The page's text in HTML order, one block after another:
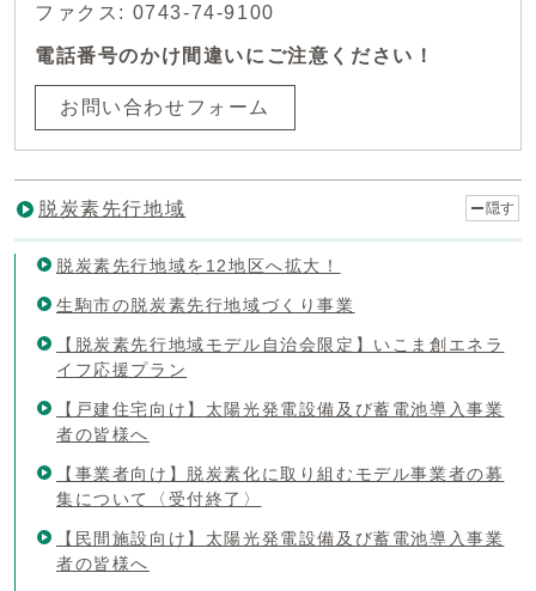
ファクス: 0743-74-9100
電話番号のかけ間違いにご注意ください！
お問い合わせフォーム
脱炭素先行地域 隠す
脱炭素先行地域を12地区へ拡大！
生駒市の脱炭素先行地域づくり事業
【脱炭素先行地域モデル自治会限定】いこま創エネラ
イフ応援プラン
【戸建住宅向け】太陽光発電設備及び蓄電池導入事業
者の皆様へ
【事業者向け】脱炭素化に取り組むモデル事業者の募
集について〈受付終了〉
【民間施設向け】太陽光発電設備及び蓄電池導入事業
者の皆様へ